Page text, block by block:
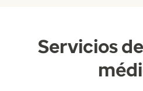
Servicios